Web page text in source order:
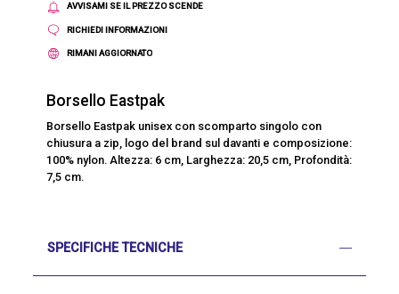
AVVISAMI SE IL PREZZO SCENDE
RICHIEDI INFORMAZIONI
RIMANI AGGIORNATO
Borsello Eastpak
Borsello Eastpak unisex con scomparto singolo con
chiusura a zip, logo del brand sul davanti e composizione:
100% nylon. Altezza: 6 cm, Larghezza: 20,5 cm, Profondità:
7,5 cm.
SPECIFICHE TECNICHE